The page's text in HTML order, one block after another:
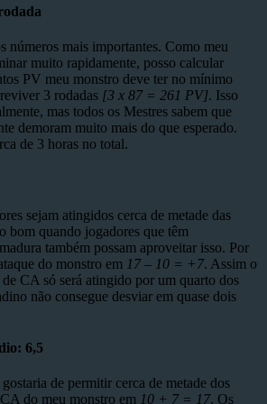
números mais importantes. Como meu
muito rapidamente, posso calcular
PV meu monstro deve ter no mínimo
3 rodadas [3 x 87 = 261 PV]. Isso
mas todos os Mestres sabem que
demoram muito mais do que esperado.
de 3 horas no total.
sejam atingidos cerca de metade das
bom quando jogadores que têm
também possam aproveitar isso. Por
do monstro em 17 – 10 = +7. Assim o
CA só será atingido por um quarto dos
não consegue desviar em quase dois
6,5
de permitir cerca de metade dos
do meu monstro em 10 + 7 = 17. Os